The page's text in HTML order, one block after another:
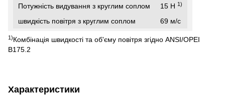
Потужність видування з круглим соплом
15 Н 1)
швидкість повітря з круглим соплом 69 м/с
1)Комбінація швидкості та об'єму повітря згідно ANSI/OPEI
B175.2
Характеристики